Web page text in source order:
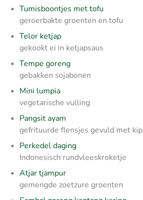
Tumisboontjes met tofu
geroerbakte groenten en tofu
Telor ketjap
gekookt ei in ketjapsaus
Tempe goreng
gebakken sojabonen
Mini lumpia
vegetarische vulling
Pangsit ayam
gefrituurde flensjes gevuld met kip
Perkedel daging
Indonesisch rundvleeskroketje
Atjar tjampur
gemengde zoetzure groenten